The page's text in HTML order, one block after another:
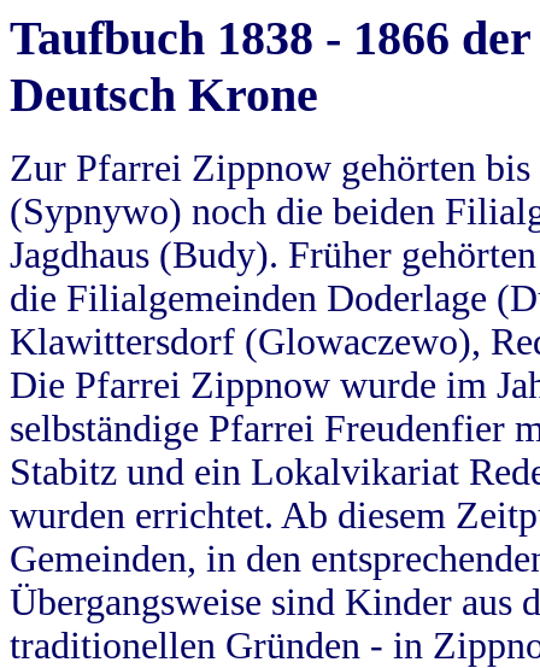
Taufbuch 1838 - 1866
Deutsch Krone
Zur Pfarrei Zippnow gehörten
(Sypnywo) noch die beiden
Jagdhaus (Budy). Früher
die Filialgemeinden Doderlage
Klawittersdorf (Glowaczewo),
Die Pfarrei Zippnow wurde im
selbständige Pfarrei Freudenfier
Stabitz und ein Lokalvikariat
wurden errichtet. Ab diesem
Gemeinden, in den
Übergangsweise sind Kinder aus
traditionellen Gründen - in